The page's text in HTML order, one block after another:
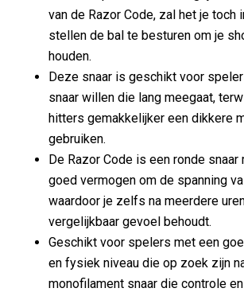
van de Razor Code, zal het je toch
stellen de bal te besturen om je
houden.
Deze snaar is geschikt voor
snaar willen die lang meegaat,
hitters gemakkelijker een dikkere
gebruiken.
De Razor Code is een ronde snaar
goed vermogen om de spanning
waardoor je zelfs na meerdere
vergelijkbaar gevoel behoudt.
Geschikt voor spelers met een
en fysiek niveau die op zoek zijn
monofilament snaar die controle